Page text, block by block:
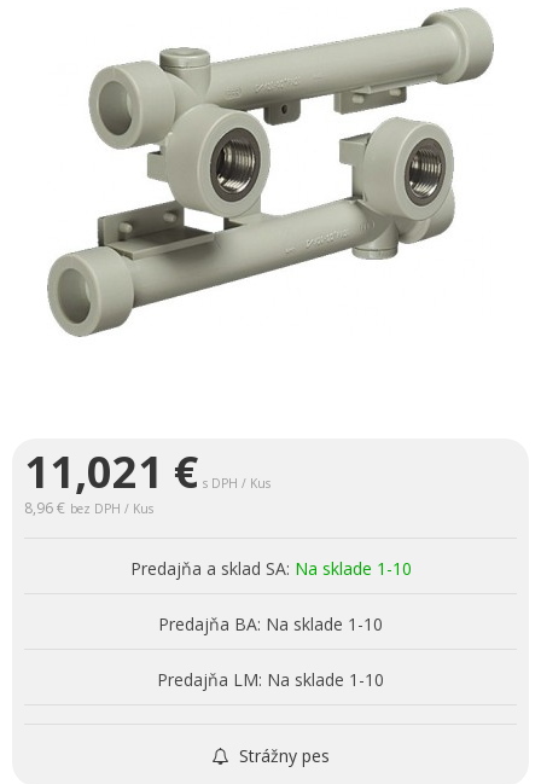
11,021 € s DPH / Kus
8,96 € bez DPH / Kus
Predajňa a sklad SA: Na sklade 1-10
Predajňa BA: Na sklade 1-10
Predajňa LM: Na sklade 1-10
Strážny pes